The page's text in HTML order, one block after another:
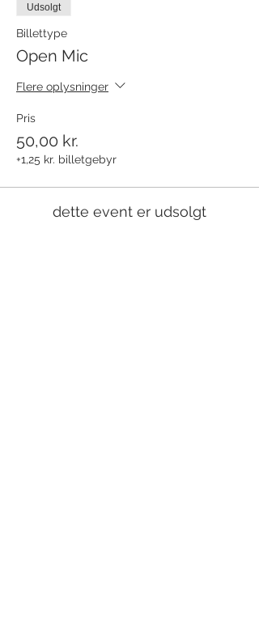
Udsolgt
Billettype
Open Mic
Flere oplysninger
Pris
50,00 kr.
+1,25 kr. billetgebyr
dette event er udsolgt